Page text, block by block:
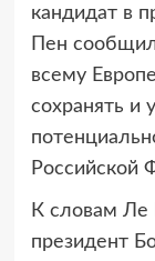
кандидат в
Пен
всему
сохранять и
Российской
К словам Ле
президент